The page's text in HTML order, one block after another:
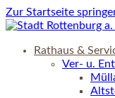
Zur Startseite
Rathaus &
Ver- u.